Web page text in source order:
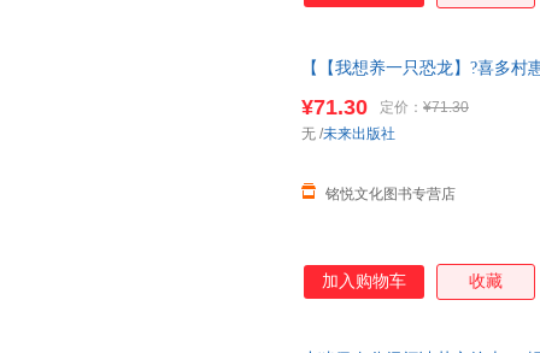
【【我想养一只恐龙】?喜多村
喜多村惠
¥71.30 定价： ¥71.30
铭悦文化图书专营店
无 /未来出版社
加入购物车 收藏